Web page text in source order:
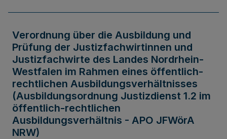
Verordnung über die Ausbildung und
Prüfung der Justizfachwirtinnen und
Justizfachwirte des Landes Nordrhein-
Westfalen im Rahmen eines öffentlich-
rechtlichen Ausbildungsverhältnisses
(Ausbildungsordnung Justizdienst 1.2 im
öffentlich-rechtlichen
Ausbildungsverhältnis - APO JFWörA
NRW)